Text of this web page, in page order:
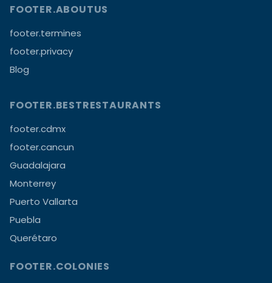
FOOTER.ABOUTUS
footer.termines
footer.privacy
Blog
FOOTER.BESTRESTAURANTS
footer.cdmx
footer.cancun
Guadalajara
Monterrey
Puerto Vallarta
Puebla
Querétaro
FOOTER.COLONIES